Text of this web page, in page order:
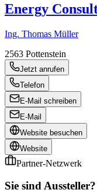
Energy
Ing. Thomas Müller
2563 Pottenstein
Jetzt anrufen
Telefon
E-Mail schreiben
E-Mail
Website besuchen
Website
Partner-Netzwerk
Sie sind Aussteller?